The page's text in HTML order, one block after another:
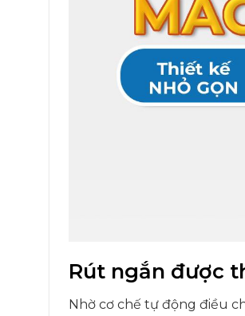
Rút ngắn được
Nhờ cơ chế tự động điều